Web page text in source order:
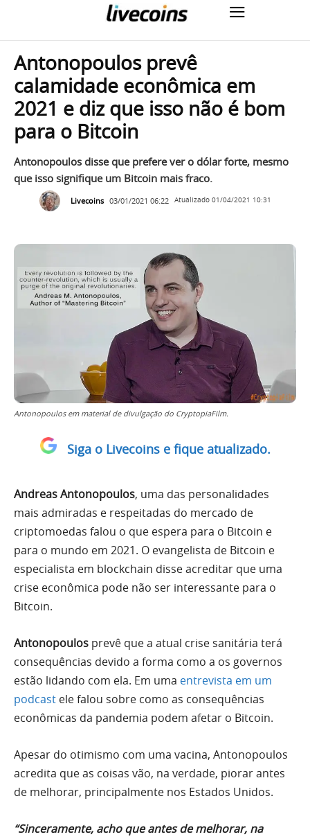
Antonopoulos prevê
calamidade econômica em
2021 e diz que isso não é bom
para o Bitcoin
Antonopoulos disse que prefere ver o dólar forte, mesmo
que isso signifique um Bitcoin mais fraco.
Livecoins 03/01/2021 06:22 Atualizado 01/04/2021 10:31
Antonopoulos em material de divulgação do CryptopiaFilm.
Siga o Livecoins e fique atualizado.
Andreas Antonopoulos, uma das personalidades
mais admiradas e respeitadas do mercado de
criptomoedas falou o que espera para o Bitcoin e
para o mundo em 2021. O evangelista de Bitcoin e
especialista em blockchain disse acreditar que uma
crise econômica pode não ser interessante para o
Bitcoin.
Antonopoulos prevê que a atual crise sanitária terá
consequências devido a forma como a os governos
estão lidando com ela. Em uma entrevista em um
podcast ele falou sobre como as consequências
econômicas da pandemia podem afetar o Bitcoin.
Apesar do otimismo com uma vacina, Antonopoulos
acredita que as coisas vão, na verdade, piorar antes
de melhorar, principalmente nos Estados Unidos.
“Sinceramente, acho que antes de melhorar, na